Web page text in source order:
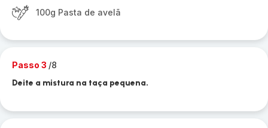
100g Pasta de avelã
Passo 3 /8
Deite a mistura na taça pequena.